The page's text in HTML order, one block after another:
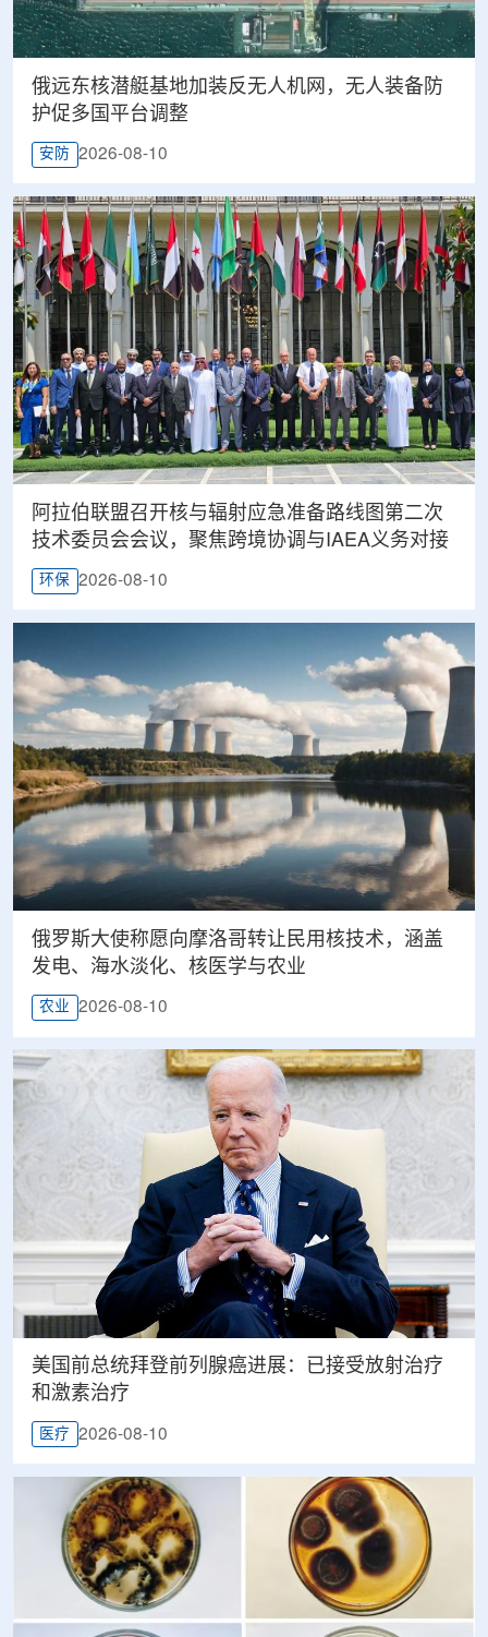
俄远东核潜艇基地加装反无人机网，无人装备防
护促多国平台调整
安防 2026-08-10
阿拉伯联盟召开核与辐射应急准备路线图第二次
技术委员会会议，聚焦跨境协调与IAEA义务对接
环保 2026-08-10
俄罗斯大使称愿向摩洛哥转让民用核技术，涵盖
发电、海水淡化、核医学与农业
农业 2026-08-10
美国前总统拜登前列腺癌进展：已接受放射治疗
和激素治疗
医疗 2026-08-10